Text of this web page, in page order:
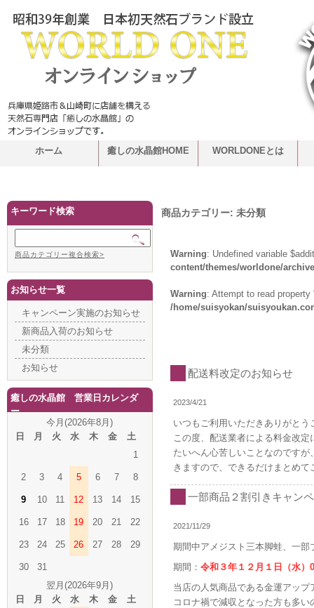
ホーム 癒しの水晶館HOME WORLDONEとは
商品カテゴリー: 未分類
Warning: Undefined variable
content/themes/worldone/
Warning: Attempt to read
/home/suisyokan/
配送料改定のお知らせ
2023/4/21
いつもご利用いただきありがとう
この度、配送業者による料金改定
たいへん心苦しいことなのですが
きますので、できるだけまとめ
一部商品２割引きキャン
2021/11/29
期間中アメジスト三本脚蛙、一
期間： 令和３年１２月１日（水
当店の人気商品である金運アッ
コロナ禍で減収となった方も多
キーワード検索
商品カテゴリー複合検索>
お知らせ一覧
キャンペーン実施のお知らせ
新商品入荷のお知らせ
未分類
お知らせ
癒しの水晶館 営業日カレンダ
ー
今月(2026年8月)
日
月 火 水 木 金
土
1
2 3 4 5 6 7 8
9 10 11 12 13 14 15
16 17 18 19 20 21 22
23 24 25 26 27 28 29
30
31
翌月(2026年9月)
日
月 火 水 木 金
土